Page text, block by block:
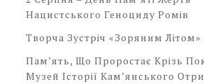
Нацистського Геноциду Ромів
Творча Зустріч «Зоряним Літом»
Пам’ять, Що Проростає Крізь
Музей Історії Кам’янського